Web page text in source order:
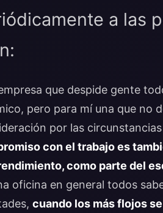
a las
que despide gente
pero para mí una que no
por las
con el trabajo es
como parte del
oficina en general todos
cuando los más flojos